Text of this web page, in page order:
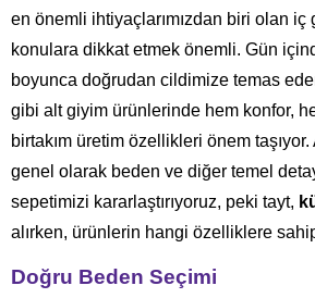
en önemli ihtiyaçlarımızdan biri olan iç
konulara dikkat etmek önemli. Gün
boyunca doğrudan cildimize temas
gibi alt giyim ürünlerinde hem konfor,
birtakım üretim özellikleri önem
genel olarak beden ve diğer temel
sepetimizi kararlaştırıyoruz, peki tayt,
alırken, ürünlerin hangi özelliklere
Doğru Beden Seçimi